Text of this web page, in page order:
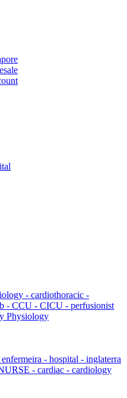
- cardiothoracic -
- CCU - CICU - perfusionist
Physiology
- hospital - inglaterra
- cardiac - cardiology